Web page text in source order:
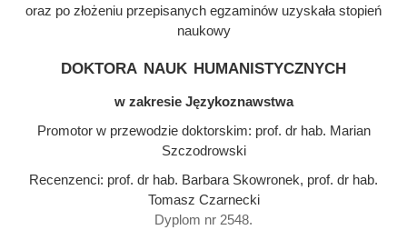
oraz po złożeniu przepisanych egzaminów uzyskała stopień
naukowy
doktora nauk humanistycznych
w zakresie Językoznawstwa
Promotor w przewodzie doktorskim: prof. dr hab. Marian
Szczodrowski
Recenzenci: prof. dr hab. Barbara Skowronek, prof. dr hab.
Tomasz Czarnecki
Dyplom nr 2548.